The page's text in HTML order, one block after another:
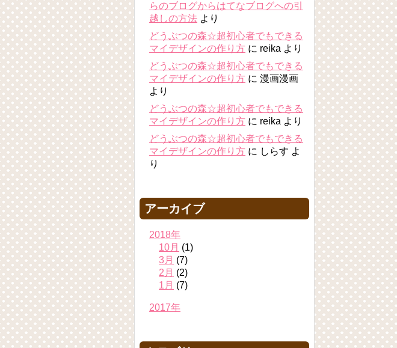
らのブログからはてなブログへの引
越しの方法 より
どうぶつの森☆超初心者でもできる
マイデザインの作り方 に reika より
どうぶつの森☆超初心者でもできる
マイデザインの作り方 に 漫画漫画
より
どうぶつの森☆超初心者でもできる
マイデザインの作り方 に reika より
どうぶつの森☆超初心者でもできる
マイデザインの作り方 に しらす よ
り
アーカイブ
2018年
10月 (1)
3月 (7)
2月 (2)
1月 (7)
2017年